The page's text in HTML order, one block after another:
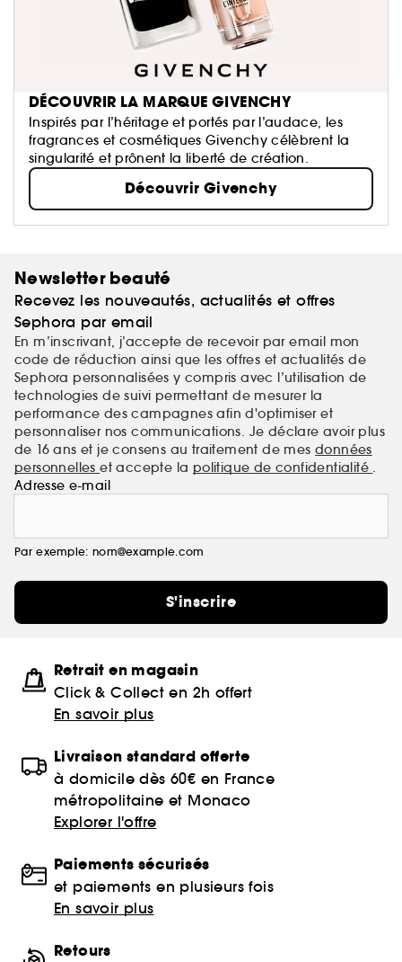
DÉCOUVRIR LA MARQUE GIVENCHY
Inspirés par l’héritage et portés par l’audace, les
fragrances et cosmétiques Givenchy célèbrent la
singularité et prônent la liberté de création.
Découvrir Givenchy
Newsletter beauté
Recevez les nouveautés, actualités et offres
Sephora par email
En m’inscrivant, j’accepte de recevoir par email mon
code de réduction ainsi que les offres et actualités de
Sephora personnalisées y compris avec l’utilisation de
technologies de suivi permettant de mesurer la
performance des campagnes afin d'optimiser et
personnaliser nos communications. Je déclare avoir plus
de 16 ans et je consens au traitement de mes données
personnelleset accepte la politique de confidentialité .
Adresse e-mail
Par exemple: nom@example.com
S'inscrire
Retrait en magasin
Click & Collect en 2h offert
En savoir plus
Livraison standard offerte
à domicile dès 60€ en France
métropolitaine et Monaco
Explorer l'offre
Paiements sécurisés
et paiements en plusieurs fois
En savoir plus
Retours